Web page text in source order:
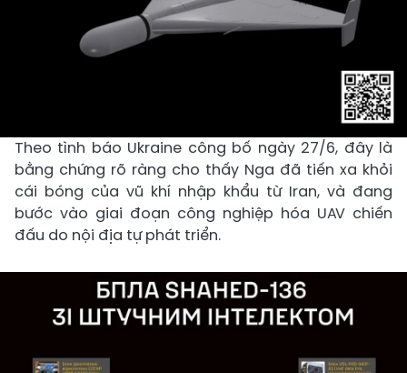
Theo tình báo Ukraine công bố ngày 27/6, đây là
bằng chứng rõ ràng cho thấy Nga đã tiến xa khỏi
cái bóng của vũ khí nhập khẩu từ Iran, và đang
bước vào giai đoạn công nghiệp hóa UAV chiến
đấu do nội địa tự phát triển.